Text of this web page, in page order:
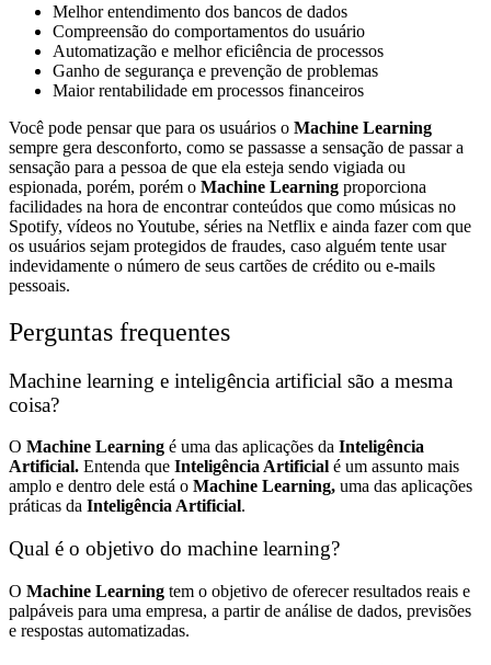
Melhor entendimento dos bancos de dados
Compreensão do comportamentos do usuário
Automatização e melhor eficiência de processos
Ganho de segurança e prevenção de problemas
Maior rentabilidade em processos financeiros
Você pode pensar que para os usuários o Machine Learning
sempre gera desconforto, como se passasse a sensação de passar a
sensação para a pessoa de que ela esteja sendo vigiada ou
espionada, porém, porém o Machine Learning proporciona
facilidades na hora de encontrar conteúdos que como músicas no
Spotify, vídeos no Youtube, séries na Netflix e ainda fazer com que
os usuários sejam protegidos de fraudes, caso alguém tente usar
indevidamente o número de seus cartões de crédito ou e-mails
pessoais.
Perguntas frequentes
Machine learning e inteligência artificial são a mesma
coisa?
O Machine Learning é uma das aplicações da Inteligência
Artificial. Entenda que Inteligência Artificial é um assunto mais
amplo e dentro dele está o Machine Learning, uma das aplicações
práticas da Inteligência Artificial.
Qual é o objetivo do machine learning?
O Machine Learning tem o objetivo de oferecer resultados reais e
palpáveis para uma empresa, a partir de análise de dados, previsões
e respostas automatizadas.